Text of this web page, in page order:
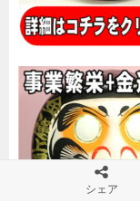
シェア